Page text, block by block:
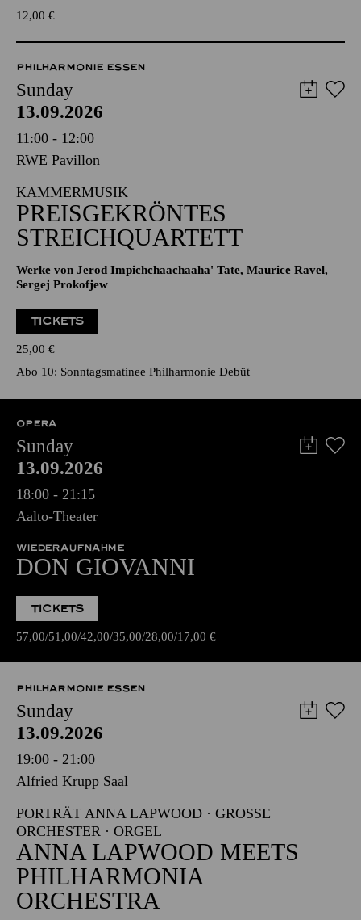
12,00 €
PHILHARMONIE ESSEN
Sunday
13.09.2026
11:00 - 12:00
RWE Pavillon
KAMMERMUSIK
PREISGEKRÖNTES
STREICHQUARTETT
Werke von Jerod Impichchaachaaha' Tate, Maurice Ravel,
Sergej Prokofjew
TICKETS
25,00 €
Abo 10: Sonntagsmatinee Philharmonie Debüt
OPERA
Sunday
13.09.2026
18:00 - 21:15
Aalto-Theater
WIEDERAUFNAHME
DON GIOVANNI
TICKETS
57,00 51,00 42,00 35,00 28,00 17,00 €
PHILHARMONIE ESSEN
Sunday
13.09.2026
19:00 - 21:00
Alfried Krupp Saal
PORTRÄT ANNA LAPWOOD · GROSSE O
RCHESTER · ORGEL
ANNA LAPWOOD MEETS
PHILHARMONIA
ORCHESTRA